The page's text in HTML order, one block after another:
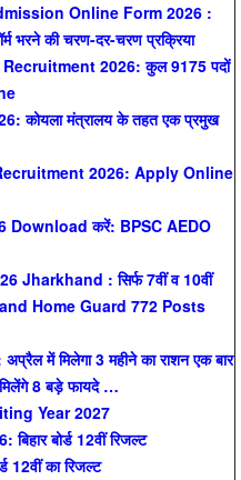
Online Form 2026 :
भरने की चरण-दर-चरण प्रक्रिया
2026: कुल 9175 पदों
कोयला मंत्रालय के तहत एक प्रमुख
2026: Apply Online
Download करें: BPSC AEDO
Jharkhand : सिर्फ 7वीं व 10वीं
Home Guard 772 Posts
में मिलेगा 3 महीने का राशन एक बार
8 बड़े फायदे …
Year 2027
बोर्ड 12वीं रिजल्ट
12वीं का रिजल्ट